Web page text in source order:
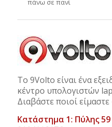
πάνω σε πανί
Το 9Volto είναι ένα
κέντρο υπολογιστών
Διαβάστε ποιοί είμαστε
Κατάστημα 1: Πύλης 59